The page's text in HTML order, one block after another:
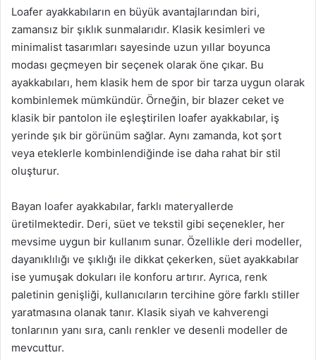
Loafer ayakkabıların en büyük avantajlarından biri,
zamansız bir şıklık sunmalarıdır. Klasik kesimleri ve
minimalist tasarımları sayesinde uzun yıllar boyunca
modası geçmeyen bir seçenek olarak öne çıkar. Bu
ayakkabıları, hem klasik hem de spor bir tarza uygun olarak
kombinlemek mümkündür. Örneğin, bir blazer ceket ve
klasik bir pantolon ile eşleştirilen loafer ayakkabılar, iş
yerinde şık bir görünüm sağlar. Aynı zamanda, kot şort
veya eteklerle kombinlendiğinde ise daha rahat bir stil
oluşturur.
Bayan loafer ayakkabılar, farklı materyallerde
üretilmektedir. Deri, süet ve tekstil gibi seçenekler, her
mevsime uygun bir kullanım sunar. Özellikle deri modeller,
dayanıklılığı ve şıklığı ile dikkat çekerken, süet ayakkabılar
ise yumuşak dokuları ile konforu artırır. Ayrıca, renk
paletinin genişliği, kullanıcıların tercihine göre farklı stiller
yaratmasına olanak tanır. Klasik siyah ve kahverengi
tonlarının yanı sıra, canlı renkler ve desenli modeller de
mevcuttur.